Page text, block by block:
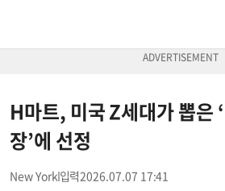
H마트, 미국 Z세대가 뽑은
장’에 선정
New York 2026.07.07 17:41